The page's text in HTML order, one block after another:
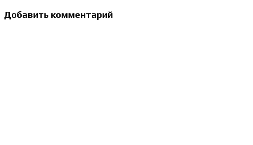
Добавить комментарий